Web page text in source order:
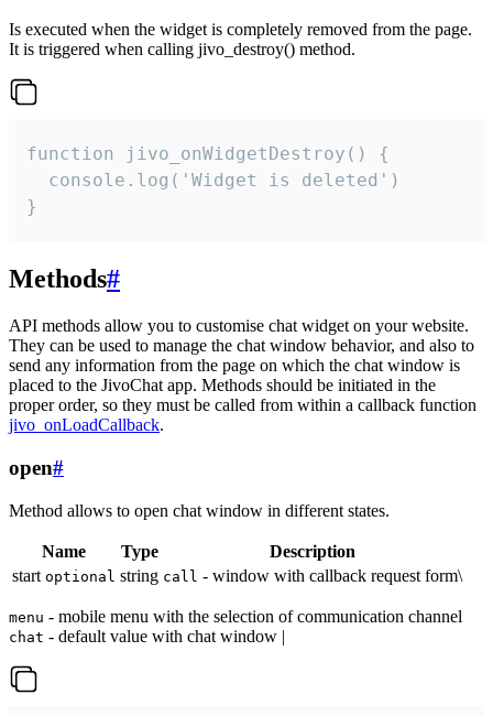
Is executed when the widget is completely removed from the page.
It is triggered when calling jivo_destroy() method.
function jivo_onWidgetDestroy() {
  console.log('Widget is deleted')
}
Methods#
API methods allow you to customise chat widget on your website.
They can be used to manage the chat window behavior, and also to
send any information from the page on which the chat window is
placed to the JivoChat app. Methods should be initiated in the
proper order, so they must be called from within a callback function
jivo_onLoadCallback.
open#
Method allows to open chat window in different states.
Name Type
Description
start optional string call - window with callback request form\
menu - mobile menu with the selection of communication channel
chat - default value with chat window |